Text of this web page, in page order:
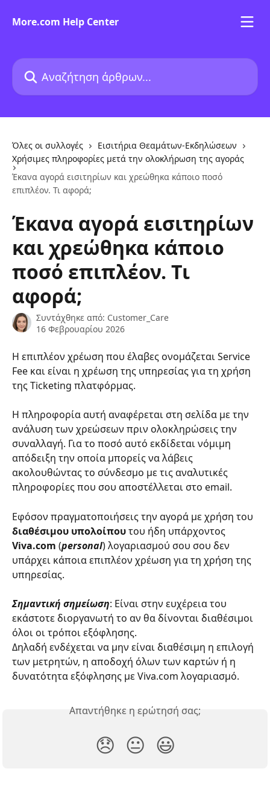
More.com Help Center
Αναζήτηση άρθρων...
Όλες οι συλλογές
Εισιτήρια Θεαμάτων-Εκδηλώσεων
Χρήσιμες πληροφορίες μετά την ολοκλήρωση της αγοράς
Έκανα αγορά εισιτηρίων και χρεώθηκα κάποιο ποσό
επιπλέον. Τι αφορά;
Έκανα αγορά εισιτηρίων
και χρεώθηκα κάποιο
ποσό επιπλέον. Τι
αφορά;
Συντάχθηκε από: Customer_Care
16 Φεβρουαρίου 2026
Η επιπλέον χρέωση που έλαβες ονομάζεται Service
Fee και είναι η χρέωση της υπηρεσίας για τη χρήση
της Ticketing πλατφόρμας.
Η πληροφορία αυτή αναφέρεται στη σελίδα με την
ανάλυση των χρεώσεων πριν ολοκληρώσεις την
συναλλαγή. Για το ποσό αυτό εκδίδεται νόμιμη
απόδειξη την οποία μπορείς να λάβεις
ακολουθώντας το σύνδεσμο με τις αναλυτικές
πληροφορίες που σου αποστέλλεται στο email.
Εφόσον πραγματοποιήσεις την αγορά με χρήση του
διαθέσιμου υπολοίπου του ήδη υπάρχοντος
Viva.com (personal) λογαριασμού σου σου δεν
υπάρχει κάποια επιπλέον χρέωση για τη χρήση της
υπηρεσίας.
Σημαντική σημείωση: Είναι στην ευχέρεια του
εκάστοτε διοργανωτή το αν θα δίνονται διαθέσιμοι
όλοι οι τρόποι εξόφλησης.
Δηλαδή ενδέχεται να μην είναι διαθέσιμη η επιλογή
των μετρητών, η αποδοχή όλων των καρτών ή η
δυνατότητα εξόφλησης με Viva.com λογαριασμό.
Απαντήθηκε η ερώτησή σας;
😞 😐 😃